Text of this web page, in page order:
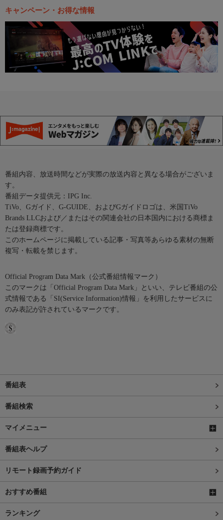
キャンペーン・お得な情報
番組内容、放送時間などが実際の放送内容と異なる場合がございま
す。
番組データ提供元：IPG Inc.
TiVo、Gガイド、G-GUIDE、およびGガイドロゴは、米国TiVo
Brands LLCおよび／またはその関連会社の日本国内における商標ま
たは登録商標です。
このホームページに掲載している記事・写真等あらゆる素材の無断
複写・転載を禁じます。
Official Program Data Mark（公式番組情報マーク）
このマークは「Official Program Data Mark」といい、テレビ番組の公
式情報である「SI(Service Information)情報」を利用したサービスに
のみ表記が許されているマークです。
番組表
番組検索
マイメニュー
番組表ヘルプ
リモート録画予約ガイド
おすすめ番組
ランキング